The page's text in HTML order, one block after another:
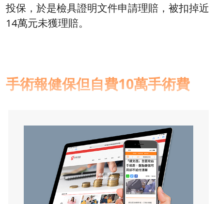
投保，於是檢具證明文件申請理賠，被扣掉近
14萬元未獲理賠。
手術報健保但自費10萬手術費